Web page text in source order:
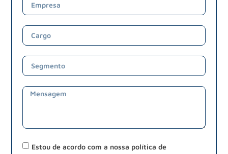
Estou de acordo com a nossa política de